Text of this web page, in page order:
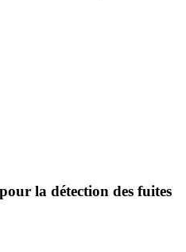
la détection des fuites